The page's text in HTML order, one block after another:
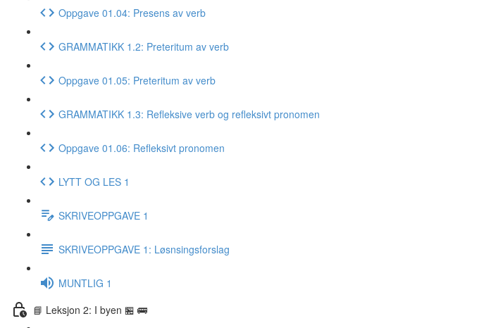
Oppgave 01.04: Presens av verb
GRAMMATIKK 1.2: Preteritum av verb
Oppgave 01.05: Preteritum av verb
GRAMMATIKK 1.3: Refleksive verb og refleksivt pronomen
Oppgave 01.06: Refleksivt pronomen
LYTT OG LES 1
SKRIVEOPPGAVE 1
SKRIVEOPPGAVE 1: Løsnsingsforslag
MUNTLIG 1
📘 Leksjon 2: I byen 🏪 🚌